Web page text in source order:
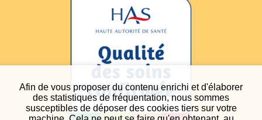
Afin de vous proposer du contenu enrichi et d'élaborer
des statistiques de fréquentation, nous sommes
susceptibles de déposer des cookies tiers sur votre